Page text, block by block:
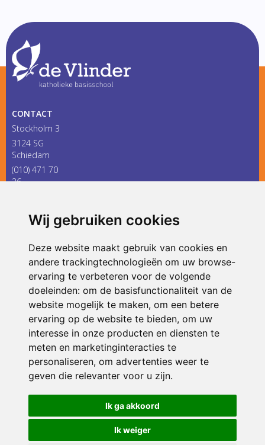
Wij gebruiken cookies
Deze website maakt gebruik van cookies en
andere trackingtechnologieën om uw browse-
ervaring te verbeteren voor de volgende
doeleinden: om de basisfunctionaliteit van de
website mogelijk te maken, om een betere
ervaring op de website te bieden, om uw
interesse in onze producten en diensten te
meten en marketinginteracties te
personaliseren, om advertenties weer te
geven die relevanter voor u zijn.
Ik ga akkoord
Ik weiger
CONTACT
Stockholm 3
3124 SG
Schiedam
(010) 471 70
36
ONDERDEEL VAN
© 2026 De Vlinder | Alle rechten voorbehouden
Privacy policy|Disclaimer| Klachtenregeling|RSIN en Anbi
voorkeuren
Crealisatie The MindOffice